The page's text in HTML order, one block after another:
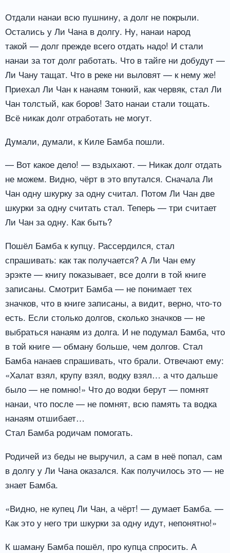
Отдали нанаи всю пушнину, а долг не покрыли.
Остались у Ли Чана в долгу. Ну, нанаи народ
такой — долг прежде всего отдать надо! И стали
нанаи за тот долг работать. Что в тайге ни добудут —
Ли Чану тащат. Что в реке ни выловят — к нему же!
Приехал Ли Чан к нанаям тонкий, как червяк, стал Ли
Чан толстый, как боров! Зато нанаи стали тощать.
Всё никак долг отработать не могут.
Думали, думали, к Киле Бамба пошли.
— Вот какое дело! — вздыхают. — Никак долг отдать
не можем. Видно, чёрт в это впутался. Сначала Ли
Чан одну шкурку за одну считал. Потом Ли Чан две
шкурки за одну считать стал. Теперь — три считает
Ли Чан за одну. Как быть?
Пошёл Бамба к купцу. Рассердился, стал
спрашивать: как так получается? А Ли Чан ему
эрэкте — книгу показывает, все долги в той книге
записаны. Смотрит Бамба — не понимает тех
значков, что в книге записаны, а видит, верно, что-то
есть. Если столько долгов, сколько значков — не
выбраться нанаям из долга. И не подумал Бамба, что
в той книге — обману больше, чем долгов. Стал
Бамба нанаев спрашивать, что брали. Отвечают ему:
«Халат взял, крупу взял, водку взял… а что дальше
было — не помню!» Что до водки берут — помнят
нанаи, что после — не помнят, всю память та водка
нанаям отшибает…
Стал Бамба родичам помогать.
Родичей из беды не выручил, а сам в неё попал, сам
в долгу у Ли Чана оказался. Как получилось это — не
знает Бамба.
«Видно, не купец Ли Чан, а чёрт! — думает Бамба. —
Как это у него три шкурки за одну идут, непонятно!»
К шаману Бамба пошёл, про купца спросить. А